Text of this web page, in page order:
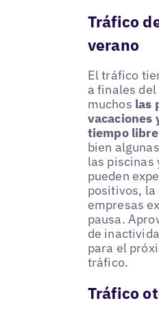
Tráfico
verano
El tráfico
a finales del
muchos las
vacaciones
tiempo
bien
las piscinas
pueden
positivos, la
empresas
pausa.
de
para el
tráfico.
Tráfico